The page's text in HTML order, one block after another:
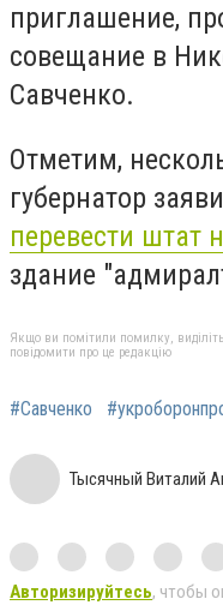
приглашение,
совещание в
Савченко.
Отметим,
губернатор
перевести штат
здание
Якщо ви помітили помилку,
повідомити про це редакцію
#Савченко
Тысячный Виталий
Авторизируйтесь, чтобы